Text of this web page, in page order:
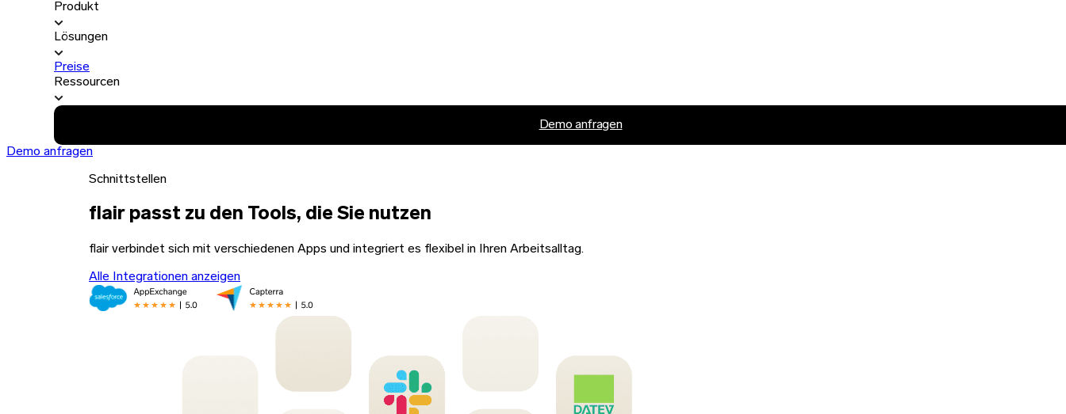
Produkt
Lösungen
Preise
Ressourcen
Demo anfragen
Demo anfragen
Schnittstellen
flair passt zu den Tools, die Sie nutzen
flair verbindet sich mit verschiedenen Apps und integriert es flexibel in Ihren Arbeitsalltag.
Alle Integrationen anzeigen